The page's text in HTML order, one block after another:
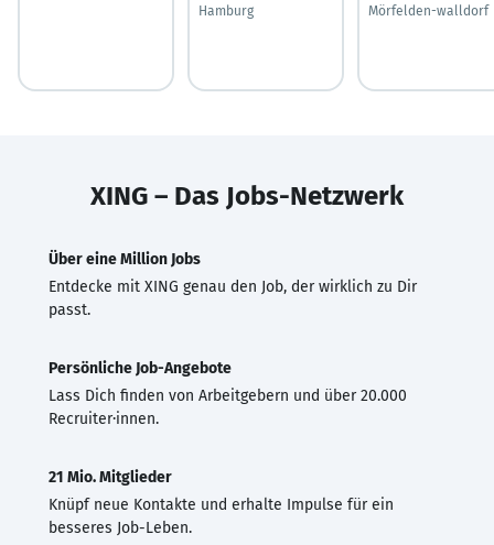
Hamburg
Mörfelden-walldorf
XING – Das Jobs-Netzwerk
Über eine Million Jobs
Entdecke mit XING genau den Job, der wirklich zu Dir
passt.
Persönliche Job-Angebote
Lass Dich finden von Arbeitgebern und über 20.000
Recruiter·innen.
21 Mio. Mitglieder
Knüpf neue Kontakte und erhalte Impulse für ein
besseres Job-Leben.